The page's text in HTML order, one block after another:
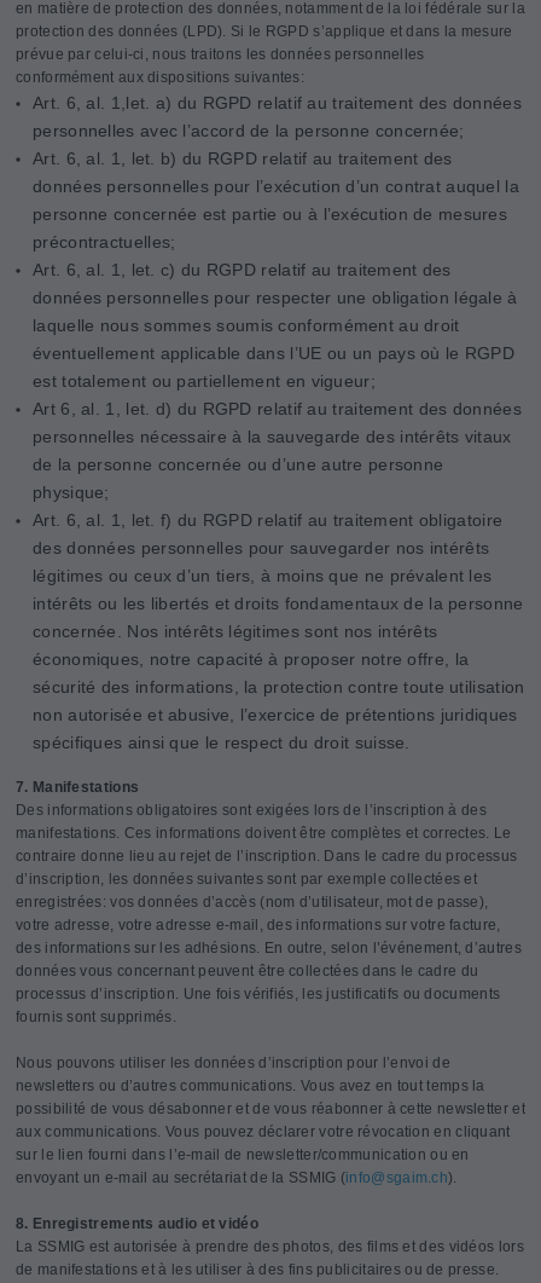
en matière de protection des données, notamment de la loi fédérale sur la
protection des données (LPD). Si le RGPD s’applique et dans la mesure
prévue par celui-ci, nous traitons les données personnelles
conformément aux dispositions suivantes:
Art. 6, al. 1,let. a) du RGPD relatif au traitement des données
personnelles avec l’accord de la personne concernée;
Art. 6, al. 1, let. b) du RGPD relatif au traitement des
données personnelles pour l’exécution d’un contrat auquel la
personne concernée est partie ou à l’exécution de mesures
précontractuelles;
Art. 6, al. 1, let. c) du RGPD relatif au traitement des
données personnelles pour respecter une obligation légale à
laquelle nous sommes soumis conformément au droit
éventuellement applicable dans l’UE ou un pays où le RGPD
est totalement ou partiellement en vigueur;
Art 6, al. 1, let. d) du RGPD relatif au traitement des données
personnelles nécessaire à la sauvegarde des intérêts vitaux
de la personne concernée ou d’une autre personne
physique;
Art. 6, al. 1, let. f) du RGPD relatif au traitement obligatoire
des données personnelles pour sauvegarder nos intérêts
légitimes ou ceux d’un tiers, à moins que ne prévalent les
intérêts ou les libertés et droits fondamentaux de la personne
concernée. Nos intérêts légitimes sont nos intérêts
économiques, notre capacité à proposer notre offre, la
sécurité des informations, la protection contre toute utilisation
non autorisée et abusive, l’exercice de prétentions juridiques
spécifiques ainsi que le respect du droit suisse.
7. Manifestations
Des informations obligatoires sont exigées lors de l’inscription à des
manifestations. Ces informations doivent être complètes et correctes. Le
contraire donne lieu au rejet de l’inscription. Dans le cadre du processus
d’inscription, les données suivantes sont par exemple collectées et
enregistrées: vos données d’accès (nom d’utilisateur, mot de passe),
votre adresse, votre adresse e-mail, des informations sur votre facture,
des informations sur les adhésions. En outre, selon l’événement, d’autres
données vous concernant peuvent être collectées dans le cadre du
processus d’inscription. Une fois vérifiés, les justificatifs ou documents
fournis sont supprimés.
Nous pouvons utiliser les données d’inscription pour l’envoi de
newsletters ou d’autres communications. Vous avez en tout temps la
possibilité de vous désabonner et de vous réabonner à cette newsletter et
aux communications. Vous pouvez déclarer votre révocation en cliquant
sur le lien fourni dans l’e-mail de newsletter/communication ou en
envoyant un e-mail au secrétariat de la SSMIG (info@sgaim.ch).
8. Enregistrements audio et vidéo
La SSMIG est autorisée à prendre des photos, des films et des vidéos lors
de manifestations et à les utiliser à des fins publicitaires ou de presse.